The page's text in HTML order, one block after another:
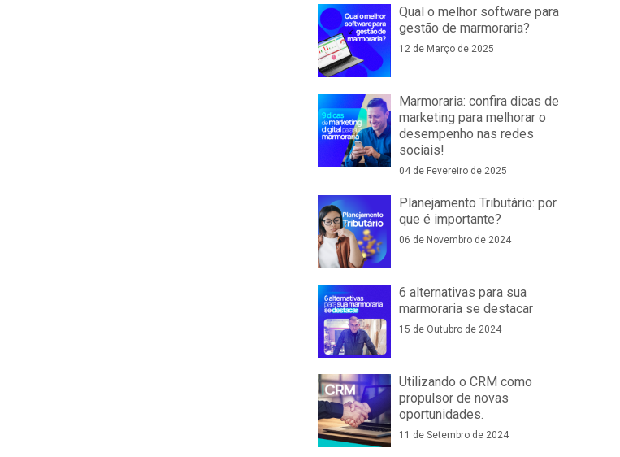
Qual o melhor software para
gestão de marmoraria?
12 de Março de 2025
Marmoraria: confira dicas de
marketing para melhorar o
desempenho nas redes
sociais!
04 de Fevereiro de 2025
Planejamento Tributário: por
que é importante?
06 de Novembro de 2024
6 alternativas para sua
marmoraria se destacar
15 de Outubro de 2024
Utilizando o CRM como
propulsor de novas
oportunidades.
11 de Setembro de 2024